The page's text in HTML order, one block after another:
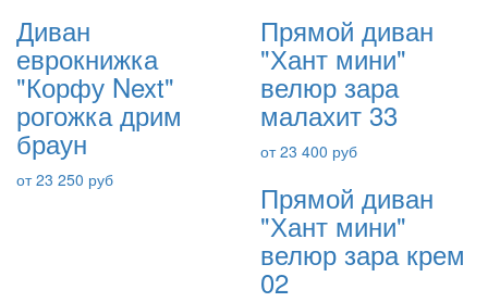
Диван
еврокнижка
"Корфу Next"
рогожка дрим
браун
от 23 250 руб
Прямой диван
"Хант мини"
велюр зара
малахит 33
от 23 400 руб
Прямой диван
"Хант мини"
велюр зара крем
02